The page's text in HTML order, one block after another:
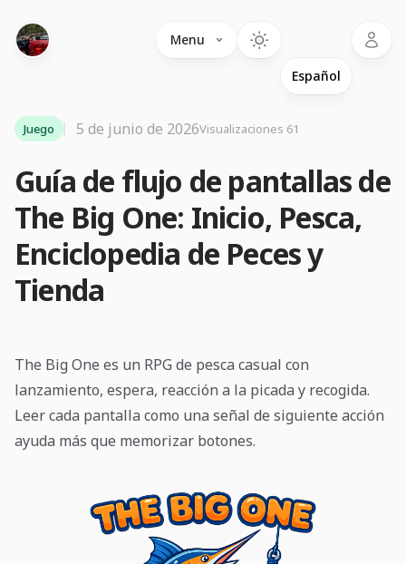
Menu
Guía de flujo de pantallas de
The Big One: Inicio, Pesca,
Enciclopedia de Peces y
Tienda
Juego 5 de junio de 2026Visualizaciones 61
The Big One es un RPG de pesca casual con
lanzamiento, espera, reacción a la picada y recogida.
Leer cada pantalla como una señal de siguiente acción
ayuda más que memorizar botones.